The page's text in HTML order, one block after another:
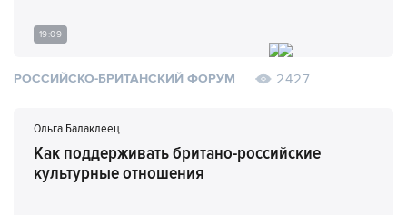
19:09
РОССИЙСКО-БРИТАНСКИЙ ФОРУМ 2427
Ольга Балаклеец
Как поддерживать британо-российские
культурные отношения